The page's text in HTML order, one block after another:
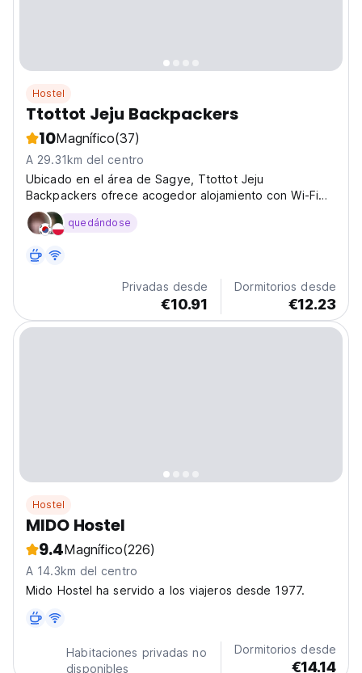
Hostel
Ttottot Jeju Backpackers
10Magnífico(37)
A 29.31km del centro
Ubicado en el área de Sagye, Ttottot Jeju
Backpackers ofrece acogedor alojamiento con Wi-Fi
gratuito.
quedándose
Privadas desde
€10.91
Dormitorios desde
€12.23
Hostel
MIDO Hostel
9.4Magnífico(226)
A 14.3km del centro
Mido Hostel ha servido a los viajeros desde 1977.
Habitaciones privadas no
disponibles
Dormitorios desde
€14.14